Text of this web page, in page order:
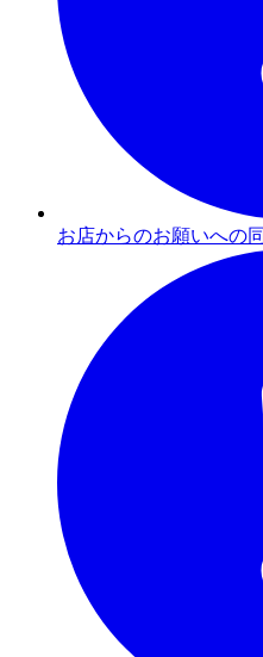
お店からのお願いへの